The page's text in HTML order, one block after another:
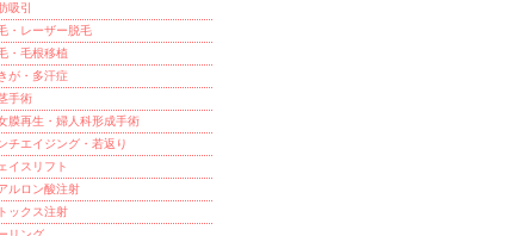
吸引
・レーザー脱毛
・毛根移植
が・多汗症
手術
膜再生・婦人科形成手術
チエイジング・若返り
イスリフト
ルロン酸注射
ックス注射